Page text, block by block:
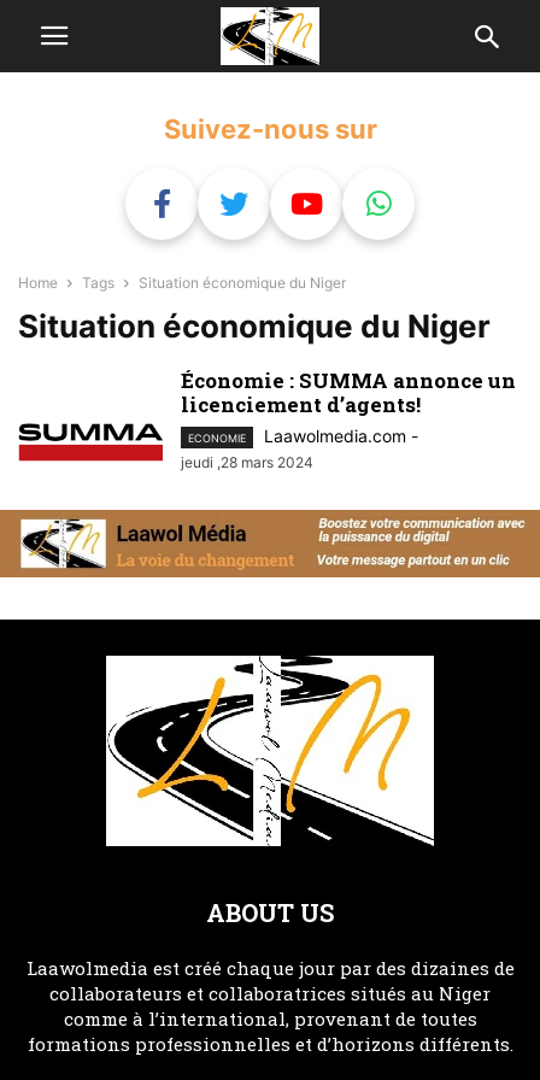
Suivez-nous sur
Home Tags Situation économique du Niger
Situation économique du Niger
Économie : SUMMA annonce un
licenciement d’agents!
ECONOMIE Laawolmedia.com -
jeudi ,28 mars 2024
ABOUT US
Laawolmedia est créé chaque jour par des dizaines de
collaborateurs et collaboratrices situés au Niger
comme à l’international, provenant de toutes
formations professionnelles et d’horizons différents.